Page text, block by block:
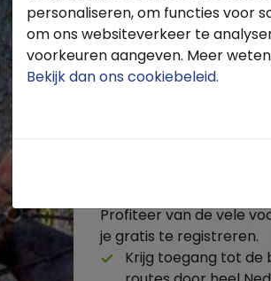
Inloggen
Wachtwoord
Heb je nog geen
Profiteer van de vele
je gratis te registreren.
Krijg toegang tot de
personaliseren, om functies voor
om ons websiteverkeer te
voorkeuren aangeven. Meer
Bekijk dan ons cookiebeleid.